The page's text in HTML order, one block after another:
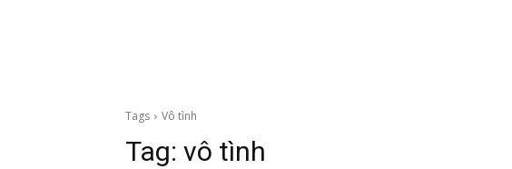
Tags Vô tình
Tag: vô tình